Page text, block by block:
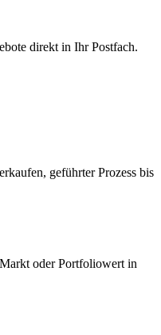
direkt in Ihr Postfach.
geführter Prozess bis
oder Portfoliowert in